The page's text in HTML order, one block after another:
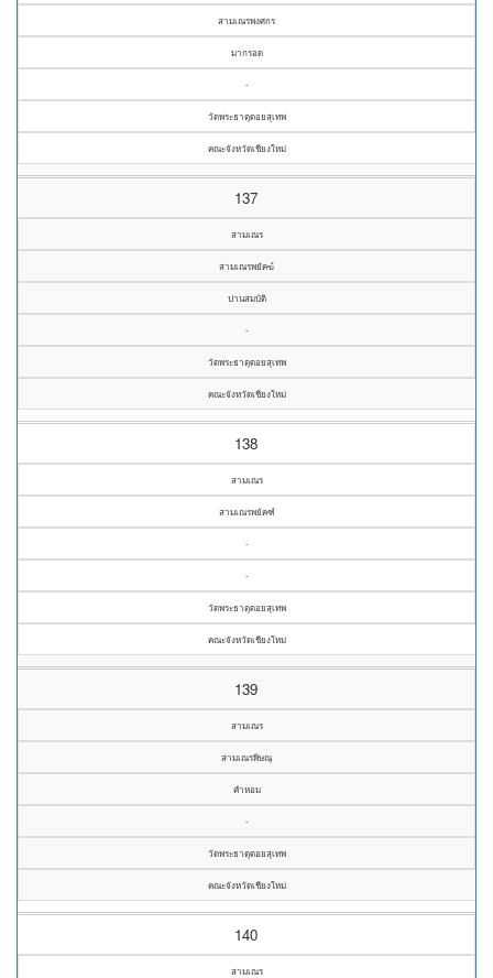
สามเณรพงศกร
มากรอด
-
วัดพระธาตุดอยสุเทพ
คณะจังหวัดเชียงใหม่
137
สามเณร
สามเณรพยัคฆ์
ปานสมบัติ
-
วัดพระธาตุดอยสุเทพ
คณะจังหวัดเชียงใหม่
138
สามเณร
สามเณรพยัคฑ์
-
-
วัดพระธาตุดอยสุเทพ
คณะจังหวัดเชียงใหม่
139
สามเณร
สามเณรพิษณุ
คำหอม
-
วัดพระธาตุดอยสุเทพ
คณะจังหวัดเชียงใหม่
140
สามเณร